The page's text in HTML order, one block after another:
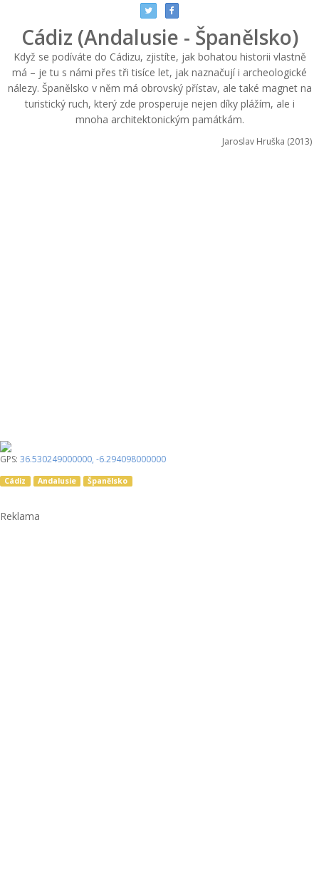
Cádiz (Andalusie - Španělsko)
Když se podíváte do Cádizu, zjistíte, jak bohatou historii vlastně
má – je tu s námi přes tři tisíce let, jak naznačují i archeologické
nálezy. Španělsko v něm má obrovský přístav, ale také magnet na
turistický ruch, který zde prosperuje nejen díky plážím, ale i
mnoha architektonickým památkám.
Jaroslav Hruška (2013)
GPS: 36.530249000000, -6.294098000000
Cádiz Andalusie Španělsko
Reklama